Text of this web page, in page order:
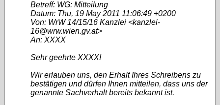
Betreff: WG: Mitteilung
Datum: Thu, 19 May 2011 11:06:49 +0200
Von: WrW 14/15/16 Kanzlei <kanzlei-
16@wrw.wien.gv.at>
An: XXXX
Sehr geehrte XXXX!
Wir erlauben uns, den Erhalt Ihres Schreibens zu
bestätigen und dürfen Ihnen mitteilen, dass uns der
genannte Sachverhalt bereits bekannt ist.